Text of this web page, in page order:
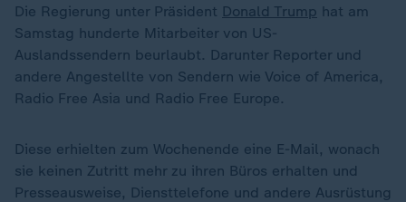
Die Regierung unter Präsident Donald Trump hat am
Samstag hunderte Mitarbeiter von US-
Auslandssendern beurlaubt. Darunter Reporter und
andere Angestellte von Sendern wie Voice of America,
Radio Free Asia und Radio Free Europe.
Diese erhielten zum Wochenende eine E-Mail, wonach
sie keinen Zutritt mehr zu ihren Büros erhalten und
Presseausweise, Diensttelefone und andere Ausrüstung